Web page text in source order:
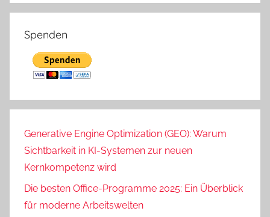
Spenden
Generative Engine Optimization (GEO): Warum
Sichtbarkeit in KI-Systemen zur neuen
Kernkompetenz wird
Die besten Office-Programme 2025: Ein Überblick
für moderne Arbeitswelten